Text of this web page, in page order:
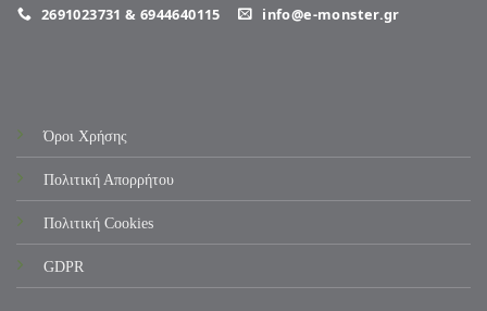
2691023731 & 6944640115 info@e-monster.gr
Όροι Χρήσης
Πολιτική Απορρήτου
Πολιτική Cookies
GDPR